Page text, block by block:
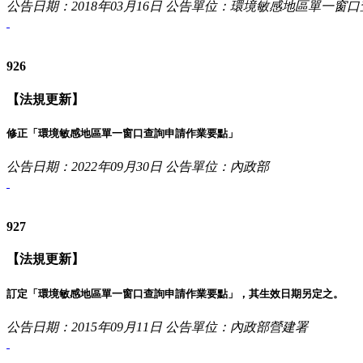
公告日期：2018年03月16日 公告單位：環境敏感地區單一窗
926
【法規更新】
修正「環境敏感地區單一窗口查詢申請作業要點」
公告日期：2022年09月30日 公告單位：內政部
927
【法規更新】
訂定「環境敏感地區單一窗口查詢申請作業要點」，其生效日期另定之。
公告日期：2015年09月11日 公告單位：內政部營建署